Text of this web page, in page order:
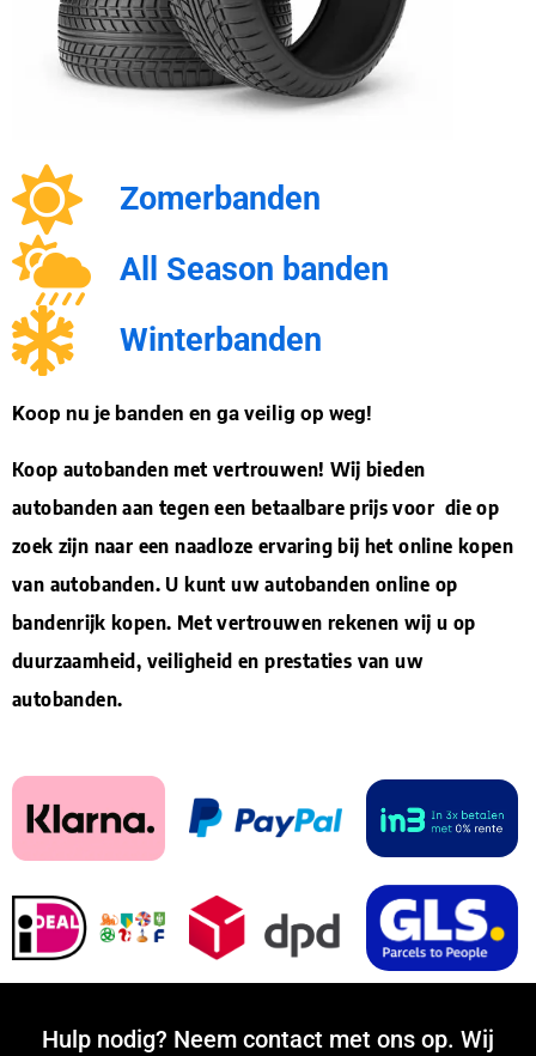
Zomerbanden
All Season banden
Winterbanden
Koop nu je banden en ga veilig op weg!
Koop autobanden met vertrouwen! Wij bieden
autobanden aan tegen een betaalbare prijs voor die op
zoek zijn naar een naadloze ervaring bij het online kopen
van autobanden. U kunt uw autobanden online op
bandenrijk kopen. Met vertrouwen rekenen wij u op
duurzaamheid, veiligheid en prestaties van uw
autobanden.
Hulp nodig? Neem contact met ons op. Wij